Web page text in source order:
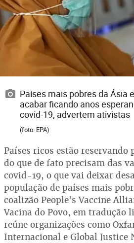
Países mais pobres da Ásia
acabar ficando anos
covid-19, advertem ativistas
(foto: EPA)
Países ricos estão reservando
do que de fato precisam das
covid-19, o que vai deixar
população de países mais
coalizão People's Vaccine
Vacina do Povo, em tradução
reúne organizações como
Internacional e Global Justice